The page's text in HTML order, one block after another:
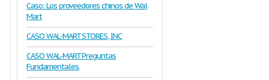
Caso: Los proveedores chinos de Wal
Mart
CASO WAL-MART STORES, INC
CASO WAL-MART Preguntas
Fundamentales.